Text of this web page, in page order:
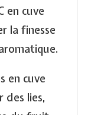
en cuve
la finesse
en cuve
des lies,